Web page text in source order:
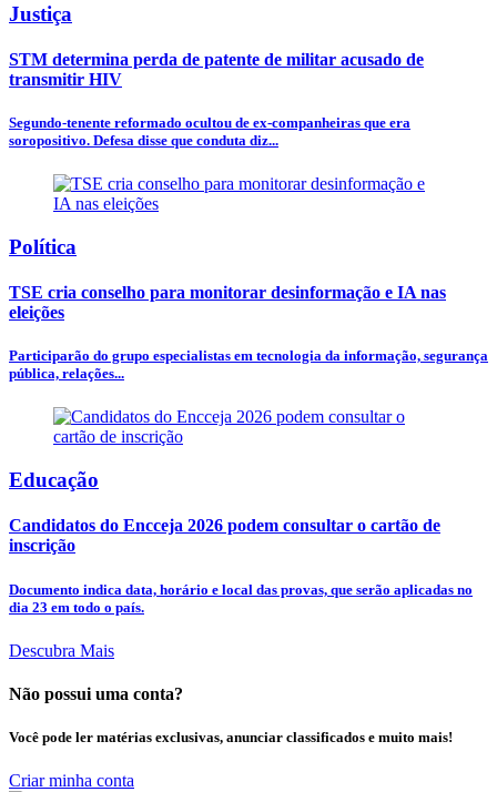
Justiça
STM determina perda de patente de militar acusado de
transmitir HIV
Segundo-tenente reformado ocultou de ex-companheiras que era
soropositivo. Defesa disse que conduta diz...
Política
TSE cria conselho para monitorar desinformação e IA nas
eleições
Participarão do grupo especialistas em tecnologia da informação, segurança
pública, relações...
Educação
Candidatos do Encceja 2026 podem consultar o cartão de
inscrição
Documento indica data, horário e local das provas, que serão aplicadas no
dia 23 em todo o país.
Descubra Mais
Não possui uma conta?
Você pode ler matérias exclusivas, anunciar classificados e muito mais!
Criar minha conta